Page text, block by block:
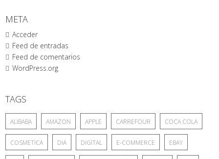
META
Acceder
Feed de entradas
Feed de comentarios
WordPress.org
TAGS
ALIBABA AMAZON APPLE CARREFOUR COCA COLA
COSMETICA DIA DIGITAL E-COMMERCE EBAY